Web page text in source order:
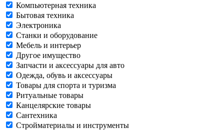
Компьютерная техника
Бытовая техника
Электроника
Станки и оборудование
Мебель и интерьер
Другое имущество
Запчасти и аксессуары для авто
Одежда, обувь и аксессуары
Товары для спорта и туризма
Ритуальные товары
Канцелярские товары
Сантехника
Стройматериалы и инструменты